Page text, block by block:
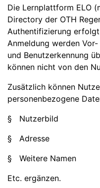
Die Lernplattform ELO
Directory der OTH
Authentifizierung
Anmeldung werden
und Benutzerkennung
können nicht von den
Zusätzlich können
personenbezogene
§ Nutzerbild
§ Adresse
§ Weitere Namen
Etc. ergänzen.